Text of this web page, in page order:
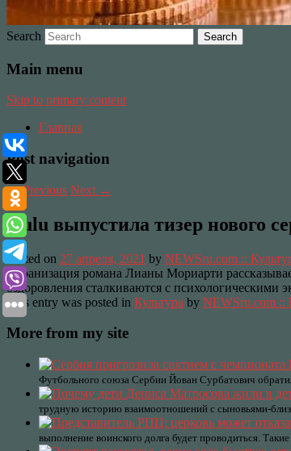
Search
Main menu
Skip to primary content
Главная
Post navigation
←Previous Next →
Hulu выпустила тизер нового
Posted on 27 апреля, 2021 by NEWSru.com ::
Экранизация романа Лианы Мориарти
оздоровления сталкиваются с
This entry was posted in Культура by NEWSru.com ::
More from my site
Футбольного союза Сербии Йован Сурбатович
трудную историю взаимоотношений с сыновьями-
выполнение воинского долга будет проводиться.